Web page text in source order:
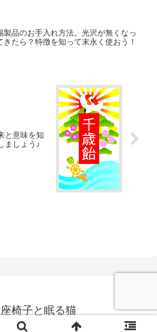
製品のお手入れ方法。光沢が無くなっ
きたら？特徴を知って末永く使おう！
と意味を知
ましょう♪
椅子と眠る猫
い座椅子と眠る猫.